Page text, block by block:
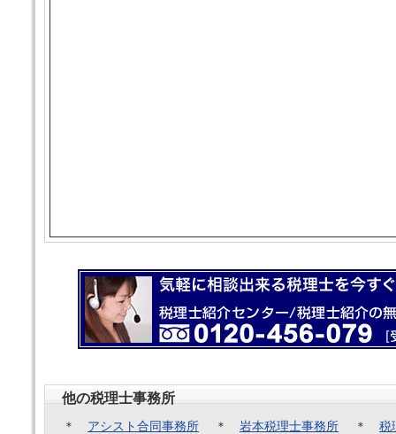
他の税理士事務所
＊ アシスト合同事務所 ＊ 岩本税理士事務所 ＊ 税